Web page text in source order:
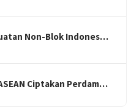
Non-Blok Indones…
Ciptakan Perdam…